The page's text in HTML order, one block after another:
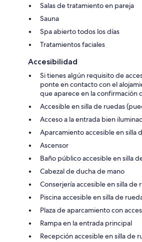
Salas de tratamiento en pareja
Sauna
Spa abierto todos los días
Tratamientos faciales
Accesibilidad
Si tienes algún requisito de
ponte en contacto con el
que aparece en la confirmación
Accesible en silla de ruedas
Acceso a la entrada bien
Aparcamiento accesible en silla
Ascensor
Baño público accesible en silla
Cabezal de ducha de mano
Conserjería accesible en silla de
Piscina accesible en silla de
Plaza de aparcamiento con
Rampa en la entrada principal
Recepción accesible en silla de